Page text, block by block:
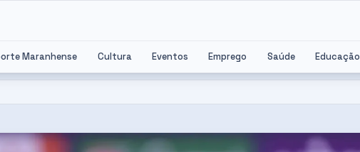
Maranhense Cultura Eventos Emprego Saúde Educação